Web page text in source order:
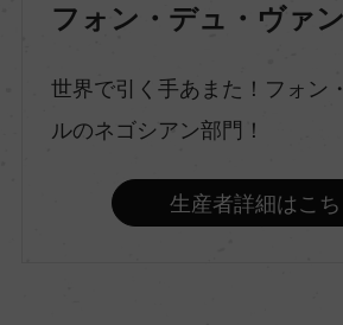
スティルワイン
味わい
フォン・デュ・ヴァン
世界で引く手あまた！フォン
ルのネゴシアン部門！
生産者詳細はこち